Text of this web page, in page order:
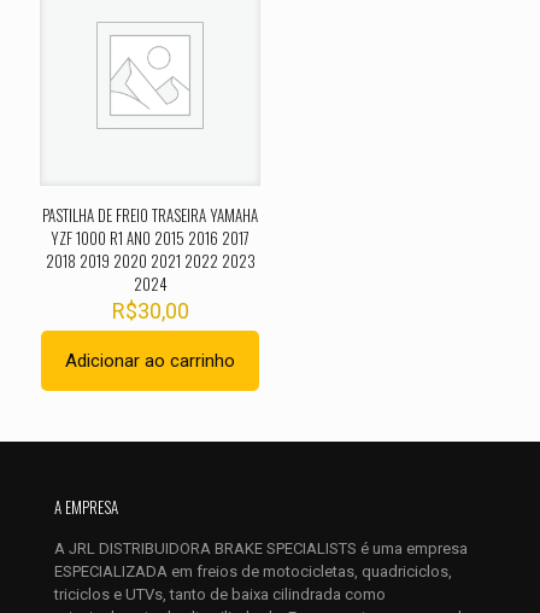
obrigatórios são marcados com
Sua avaliação
1 de 5
2 de 5
mail*
Salvar meus dados neste navegador para a próxima vez que
eu comentar.
PASTILHA DE FREIO TRASEIRA YAMAHA
YZF 1000 R1 ANO 2015 2016 2017
2018 2019 2020 2021 2022 2023
2024
R$30,00
Adicionar ao carrinho
A EMPRESA
A JRL DISTRIBUIDORA BRAKE SPECIALISTS é uma empresa
ESPECIALIZADA em freios de motocicletas, quadriciclos,
triciclos e UTVs, tanto de baixa cilindrada como